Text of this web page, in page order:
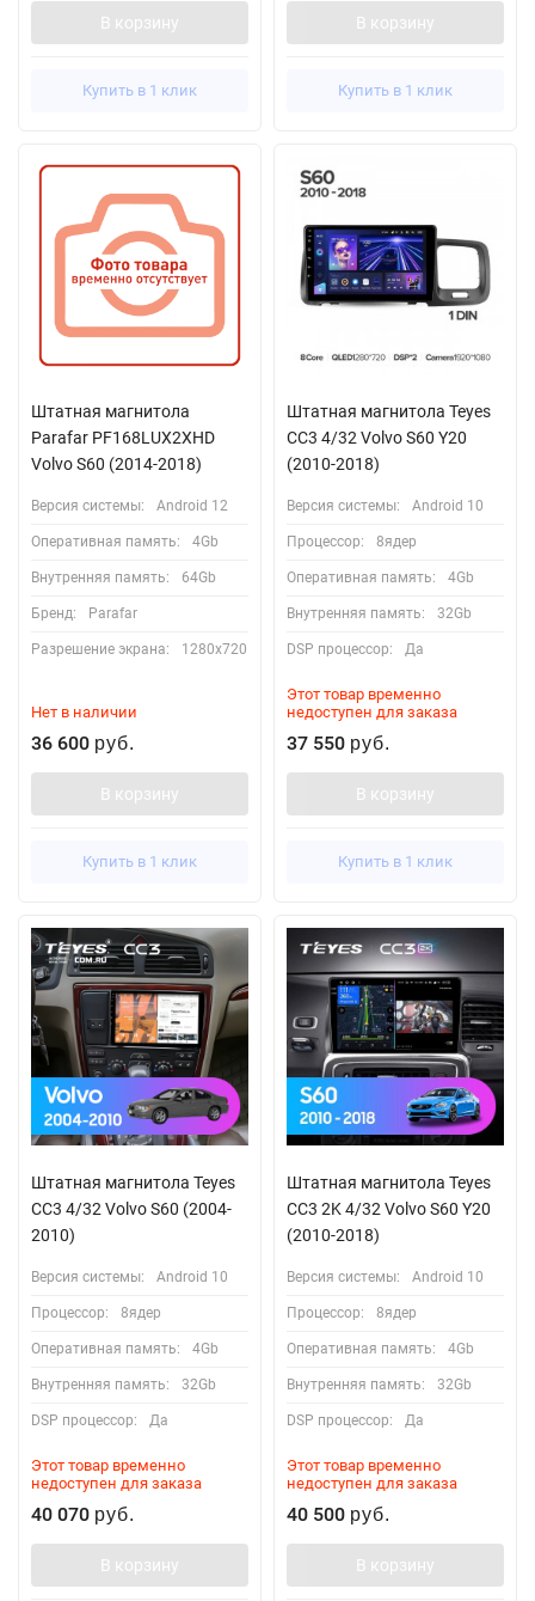
В корзину
Купить в 1 клик
В корзину
Купить в 1 клик
Штатная магнитола
Parafar PF168LUX2XHD
Volvo S60 (2014-2018)
Версия системы: Android 12
Оперативная память: 4Gb
Внутренняя память: 64Gb
Бренд: Parafar
Разрешение экрана: 1280x720
Нет в наличии
36 600 руб.
В корзину
Купить в 1 клик
Штатная магнитола Teyes
CC3 4/32 Volvo S60 Y20
(2010-2018)
Версия системы: Android 10
Процессор: 8ядер
Оперативная память: 4Gb
Внутренняя память: 32Gb
DSP процессор: Да
Этот товар временно
недоступен для заказа
37 550 руб.
В корзину
Купить в 1 клик
Штатная магнитола Teyes
CC3 4/32 Volvo S60 (2004-
2010)
Версия системы: Android 10
Процессор: 8ядер
Оперативная память: 4Gb
Внутренняя память: 32Gb
DSP процессор: Да
Этот товар временно
недоступен для заказа
40 070 руб.
В корзину
Штатная магнитола Teyes
CC3 2K 4/32 Volvo S60 Y20
(2010-2018)
Версия системы: Android 10
Процессор: 8ядер
Оперативная память: 4Gb
Внутренняя память: 32Gb
DSP процессор: Да
Этот товар временно
недоступен для заказа
40 500 руб.
В корзину